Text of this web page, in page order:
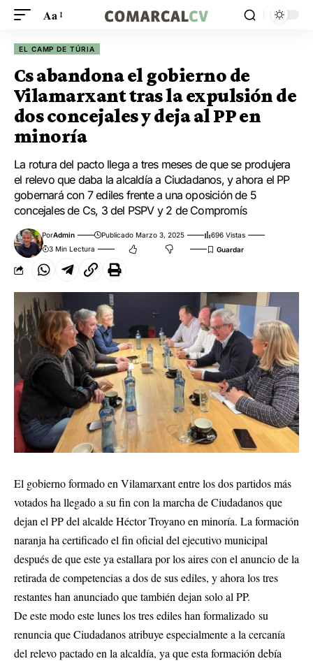
Aa
EL CAMP DE TÚRIA
Cs abandona el gobierno de
Vilamarxant tras la expulsión de
dos concejales y deja al PP en
minoría
La rotura del pacto llega a tres meses de que se produjera
el relevo que daba la alcaldía a Ciudadanos, y ahora el PP
gobernará con 7 ediles frente a una oposición de 5
concejales de Cs, 3 del PSPV y 2 de Compromís
PorAdmin Publicado Marzo 3, 2025
696 Vistas
3 Min Lectura
El gobierno formado en Vilamarxant entre los dos partidos más
votados ha llegado a su fin con la marcha de Ciudadanos que
dejan el PP del alcalde Héctor Troyano en minoría. La formación
naranja ha certificado el fin oficial del ejecutivo municipal
después de que este ya estallara por los aires con el anuncio de la
retirada de competencias a dos de sus ediles, y ahora los tres
restantes han anunciado que también dejan solo al PP.
De este modo este lunes los tres ediles han formalizado su
renuncia que Ciudadanos atribuye especialmente a la cercanía
del relevo pactado en la alcaldía, ya que esta formación debía